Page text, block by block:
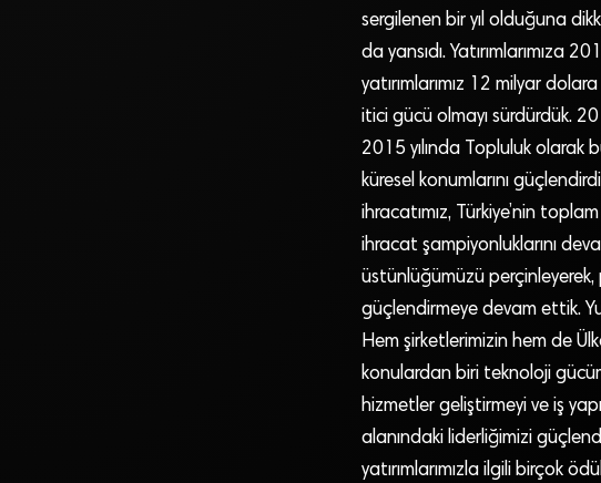
sergilenen bir yıl olduğuna
da yansıdı. Yatırımlarımıza
yatırımlarımız 12 milyar
itici gücü olmayı sürdürdük.
2015 yılında Topluluk olarak
küresel konumlarını
ihracatımız, Türkiye’nin
ihracat şampiyonluklarını
üstünlüğümüzü perçinleyerek,
güçlendirmeye devam ettik.
Hem şirketlerimizin hem de
konulardan biri teknoloji
hizmetler geliştirmeyi ve iş
alanındaki liderliğimizi
yatırımlarımızla ilgili birçok